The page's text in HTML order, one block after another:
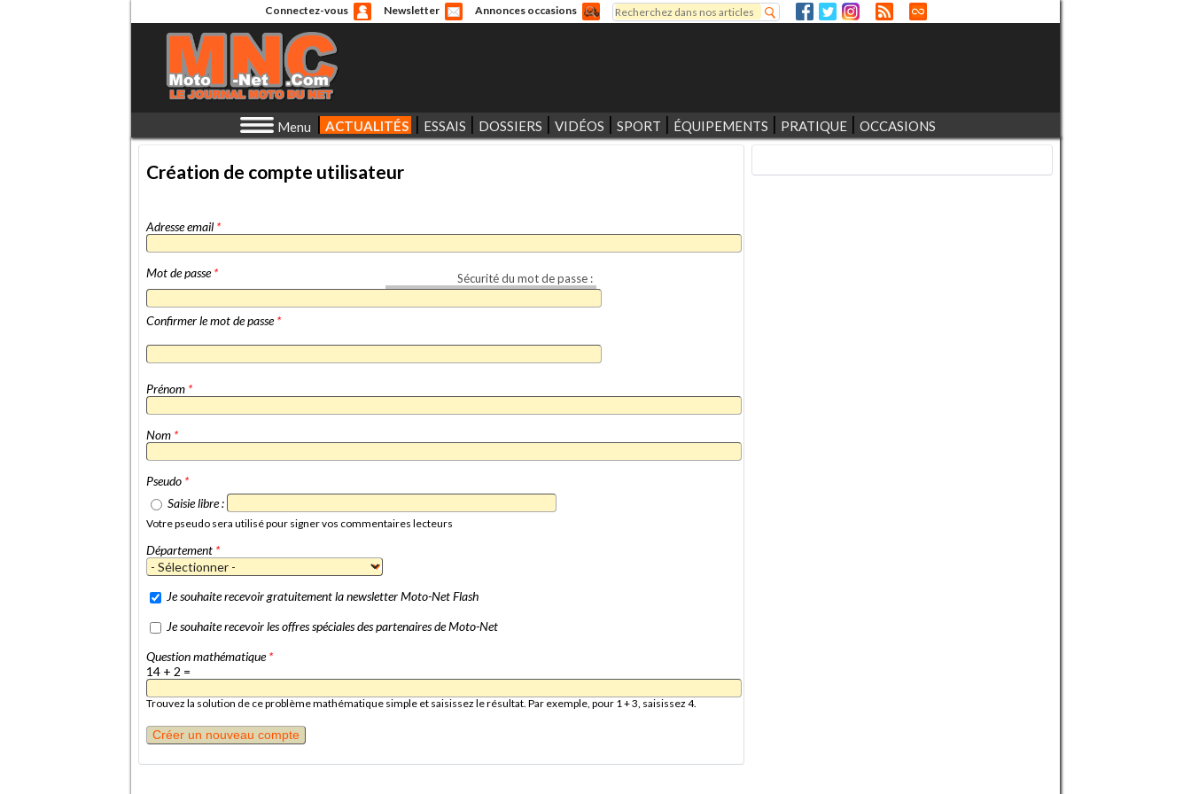
Connectez-vous Newsletter Annonces occasions
Formulaire de recherche
Rechercher
Menu ACTUALITÉS ESSAIS DOSSIERS VIDÉOS SPORT ÉQUIPEMENTS PRATIQUE OCCASIONS
Création de compte utilisateur
Adresse email *
Sécurité du mot de passe :
Mot de passe*
Confirmer le mot de passe*
Prénom *
Nom *
Pseudo *
Saisie libre :
Votre pseudo sera utilisé pour signer vos commentaires lecteurs
Département *
Je souhaite recevoir gratuitement la newsletter Moto-Net Flash
Je souhaite recevoir les offres spéciales des partenaires de Moto-Net
Question mathématique*
14 + 2 =
Trouvez la solution de ce problème mathématique simple et saisissez le résultat. Par exemple, pour 1 + 3, saisissez 4.